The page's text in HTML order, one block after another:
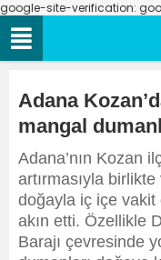
google-site-verification:
Adana
mangal
Adana’nın Kozan
artırmasıyla
doğayla iç içe vakit
akın etti. Özellikle
Barajı çevresinde